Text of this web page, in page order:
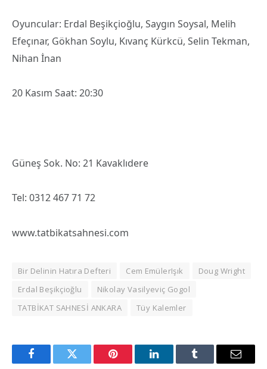
Oyuncular: Erdal Beşikçioğlu, Saygın Soysal, Melih
Efeçınar, Gökhan Soylu, Kıvanç Kürkcü, Selin Tekman,
Nihan İnan
20 Kasım Saat: 20:30
Güneş Sok. No: 21 Kavaklıdere
Tel: 0312 467 71 72
www.tatbikatsahnesi.com
Bir Delinin Hatıra Defteri Cem EmülerIşık
Doug Wright
Erdal Beşikçioğlu
Nikolay Vasilyeviç Gogol
TATBİKAT SAHNESİ ANKARA
Tüy Kalemler
FacebookTwitter Pinterest LinkedInTumblr Email